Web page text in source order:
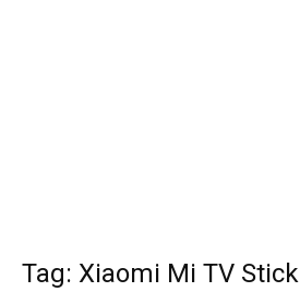
Tag: Xiaomi Mi TV Stick